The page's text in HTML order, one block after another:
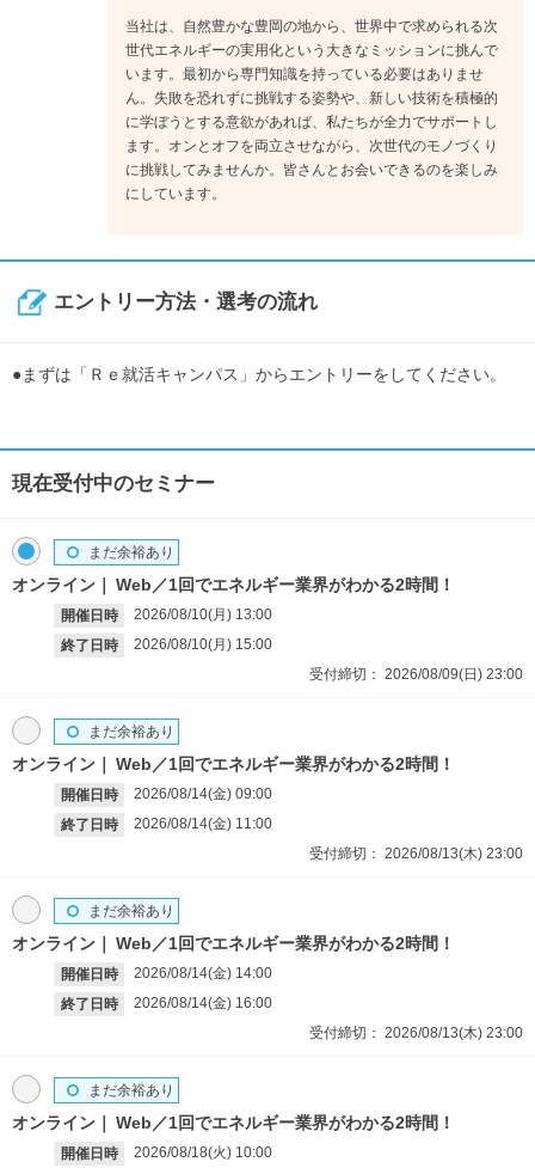
当社は、自然豊かな豊岡の地から、世界中で求められる次
世代エネルギーの実用化という大きなミッションに挑んで
います。最初から専門知識を持っている必要はありませ
ん。失敗を恐れずに挑戦する姿勢や、新しい技術を積極的
に学ぼうとする意欲があれば、私たちが全力でサポートし
ます。オンとオフを両立させながら、次世代のモノづくり
に挑戦してみませんか。皆さんとお会いできるのを楽しみ
にしています。
エントリー方法・選考の流れ
●まずは「Ｒｅ就活キャンパス」からエントリーをしてください。
現在受付中のセミナー
オンライン Web／1回でエネルギー業界がわかる2時間！
開催日時 2026/08/10(月) 13:00
終了日時
2026/08/10(月) 15:00
まだ余裕あり
受付締切： 2026/08/09(日) 23:00
オンライン Web／1回でエネルギー業界がわかる2時間！
開催日時 2026/08/14(金) 09:00
終了日時
2026/08/14(金) 11:00
まだ余裕あり
受付締切： 2026/08/13(木) 23:00
オンライン Web／1回でエネルギー業界がわかる2時間！
開催日時 2026/08/14(金) 14:00
終了日時
2026/08/14(金) 16:00
まだ余裕あり
受付締切： 2026/08/13(木) 23:00
オンライン Web／1回でエネルギー業界がわかる2時間！
開催日時 2026/08/18(火) 10:00
まだ余裕あり